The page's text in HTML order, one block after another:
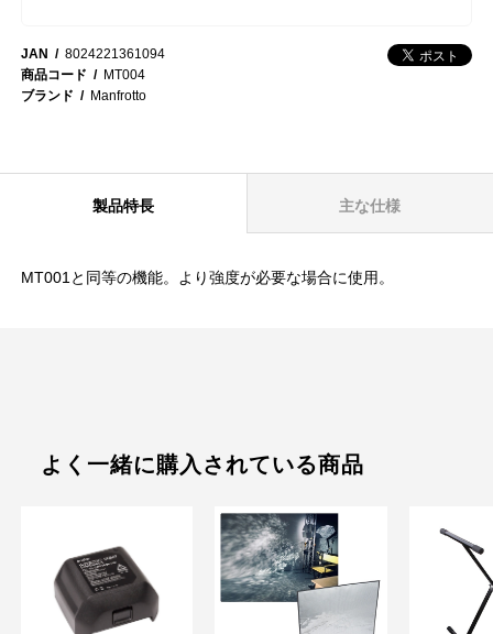
JAN
8024221361094
商品コード
MT004
ブランド
Manfrotto
製品特長 主な仕様
MT001と同等の機能。より強度が必要な場合に使用。
よく一緒に購入されている商品